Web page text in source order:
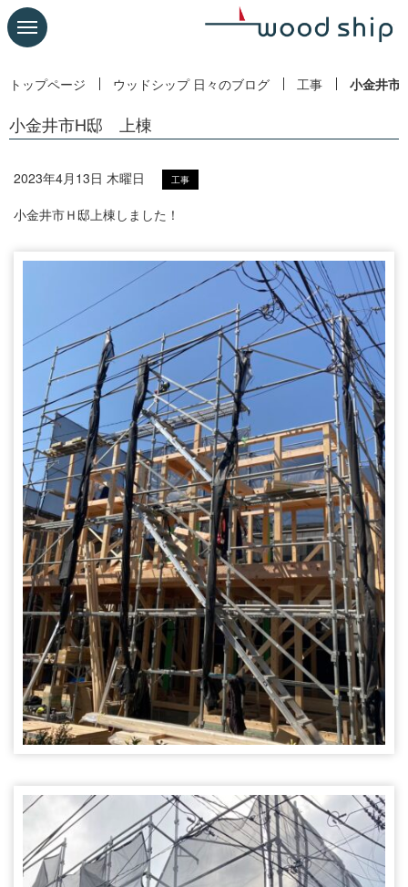
トップページ ウッドシップ 日々のブログ 工事 小金井
小金井市H邸 上棟
2023年4月13日 木曜日 工事
小金井市Ｈ邸上棟しました！